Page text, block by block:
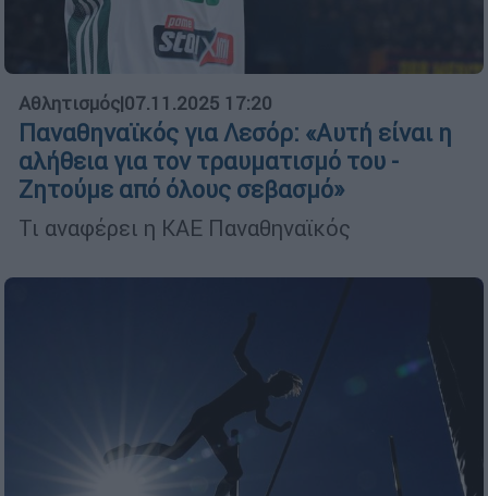
Αθλητισμός|07.11.2025 17:20
Παναθηναϊκός για Λεσόρ: «Αυτή είναι η
αλήθεια για τον τραυματισμό του -
Ζητούμε από όλους σεβασμό»
Τι αναφέρει η ΚΑΕ Παναθηναϊκός